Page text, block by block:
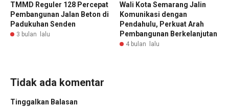
TMMD Reguler 128 Percepat
Pembangunan Jalan Beton di
Padukuhan Senden
3 bulan lalu
Wali Kota Semarang Jalin
Komunikasi dengan
Pendahulu, Perkuat Arah
Pembangunan Berkelanjutan
4 bulan lalu
Tidak ada komentar
Tinggalkan Balasan